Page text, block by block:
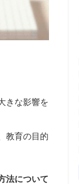
きな影響を
教育の目的
法について